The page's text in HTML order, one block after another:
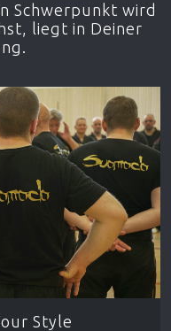
Schwerpunkt wird
liegt in Deiner
Style